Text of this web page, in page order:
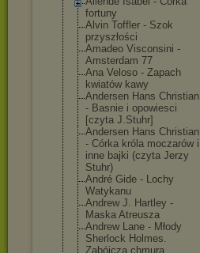
fortuny
Alvin Toffler - Szok
przyszłości
Amadeo Visconsini -
Amsterdam 77
Ana Veloso - Zapach
kwiatów kawy
Andersen Hans Christian
- Basnie i opowiesci
[czyta J.Stuhr]
Andersen Hans Christian
- Córka króla moczarów i
inne bajki (czyta Jerzy
Stuhr)
André Gide - Lochy
Watykanu
Andrew J. Hartley -
Maska Atreusza
Andrew Lane - Młody
Sherlock Holmes.
Zabójcza chmura